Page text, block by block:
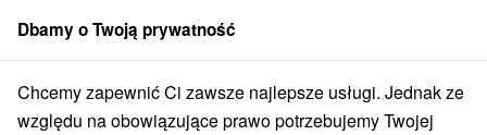
członek grupySorger
Drevenice Stredné Slovensko Žilinský kraj Makov
Dbamy o Twoją prywatność
Chcemy zapewnić Ci zawsze najlepsze usługi. Jednak ze
względu na obowiązujące prawo potrzebujemy Twojej